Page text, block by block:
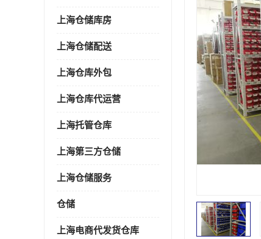
上海仓储库房
上海仓储配送
上海仓库外包
上海仓库代运营
上海托管仓库
上海第三方仓储
上海仓储服务
仓储
上海电商代发货仓库